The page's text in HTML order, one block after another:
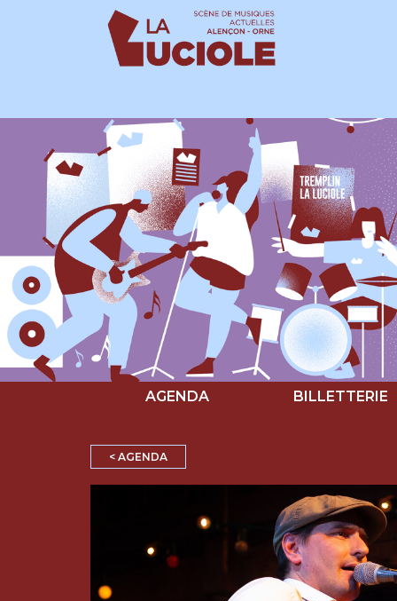
AGENDA BILLETTERIE
< AGENDA
Panneau de gestion des cookies